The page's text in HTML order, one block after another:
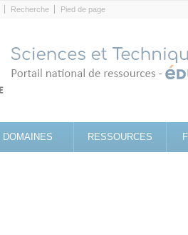
Recherche Pied de page
DOMAINES RESSOURCES